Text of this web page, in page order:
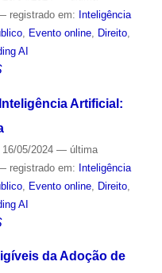
registrado em: Inteligência
, Evento online, Direito,
AI
Artificial:
05/2024 — última
registrado em: Inteligência
, Evento online, Direito,
AI
da Adoção de